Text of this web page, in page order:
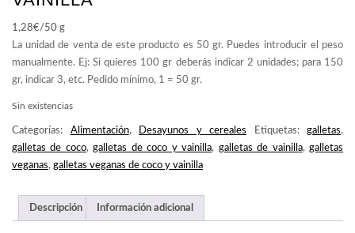
1,28€/50 g
Sin existencias
Categorías: Alimentación, Desayunos y cereales Etiquetas: galletas,
galletas de coco,galletas de coco y vainilla, galletas de vainilla,galletas
veganas, galletas veganas de coco y vainilla
Descripción Información adicional